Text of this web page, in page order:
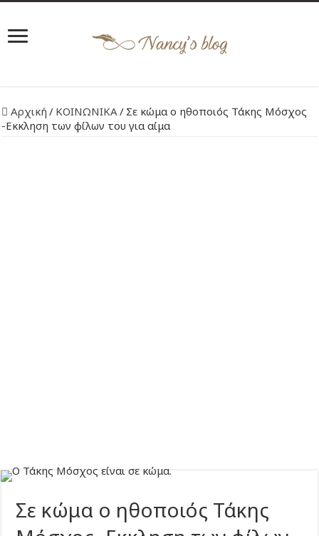
Αρχική / ΚΟΙΝΩΝΙΚΑ/ Σε κώμα ο ηθοποιός Τάκης Μόσχος
-Εκκληση των φίλων του για αίμα
Σε κώμα ο ηθοποιός Τάκης